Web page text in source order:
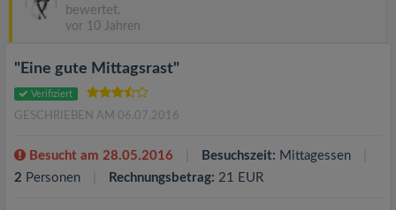
bewertet.
vor 10 Jahren
"Eine gute Mittagsrast"
Verifiziert
GESCHRIEBEN AM 06.07.2016
Besucht am 28.05.2016 Besuchszeit: Mittagessen
2 Personen Rechnungsbetrag: 21 EUR